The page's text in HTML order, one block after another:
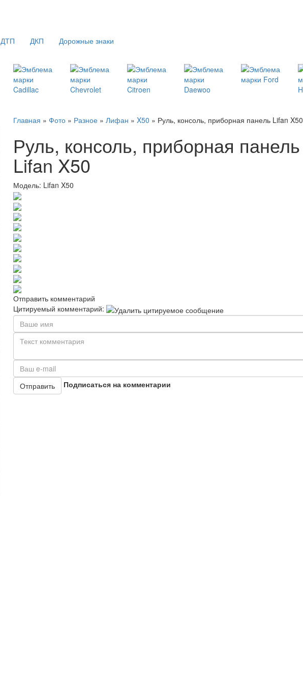
ДТП ДКП Дорожные знаки
Главная » Фото » Разное » Лифан » X50 » Руль, консоль, приборная панель Lifan X50
Руль, консоль, приборная панель
Lifan X50
Модель: Lifan X50
Отправить комментарий
Цитируемый комментарий:
Отправить Подписаться на комментарии